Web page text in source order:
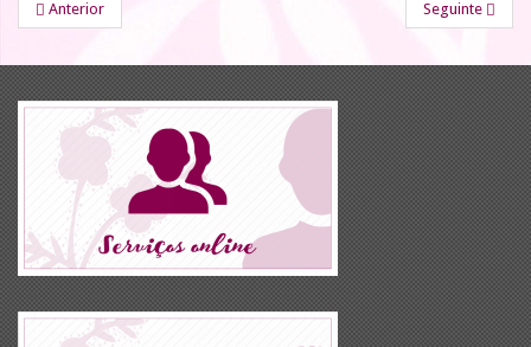
Anterior Seguinte